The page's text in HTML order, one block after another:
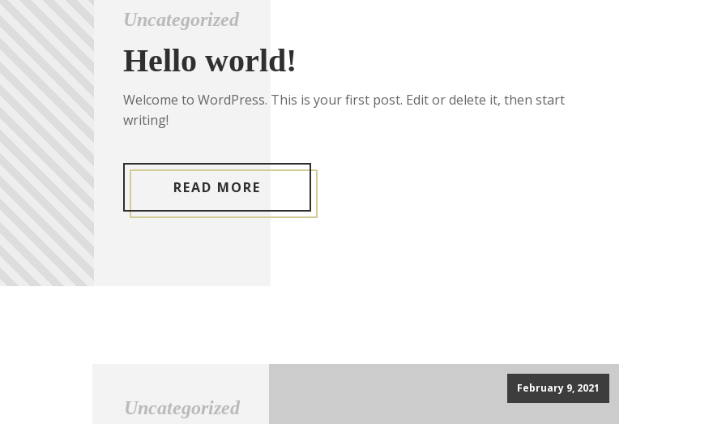
Uncategorized
Hello world!
Welcome to WordPress. This is your first post. Edit or delete it, then start
writing!
READ MORE
February 9, 2021
Uncategorized